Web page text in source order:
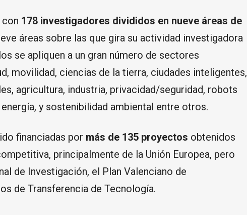
con 178 investigadores divididos en nueve áreas de
áreas sobre las que gira su actividad investigadora
se apliquen a un gran número de sectores
movilidad, ciencias de la tierra, ciudades inteligentes,
agricultura, industria, privacidad/seguridad, robots
y sostenibilidad ambiental entre otros.
financiadas por más de 135 proyectos obtenidos
principalmente de la Unión Europea, pero
de Investigación, el Plan Valenciano de
de Transferencia de Tecnología.